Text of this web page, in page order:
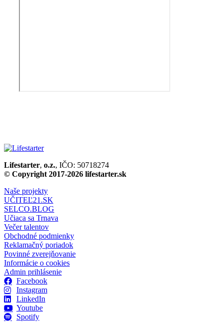
Lifestarter, o.z., IČO: 50718274
© Copyright 2017-2026 lifestarter.sk
Naše projekty
UČITEĽ21.SK
SELCO.BLOG
Učiaca sa Trnava
Večer talentov
Obchodné podmienky
Reklamačný poriadok
Povinné zverejňovanie
Informácie o cookies
Admin prihlásenie
Facebook
Instagram
LinkedIn
Youtube
Spotify